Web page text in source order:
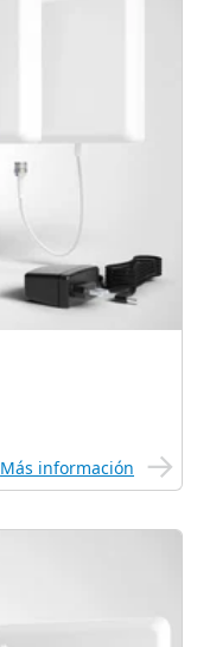
Más información